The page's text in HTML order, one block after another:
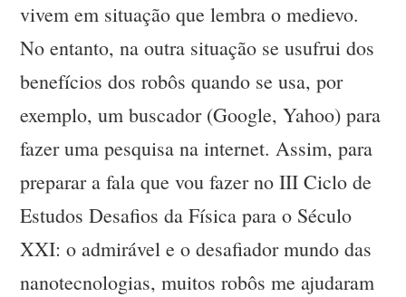
vivem em situação que lembra o medievo.
No entanto, na outra situação se usufrui dos
benefícios dos robôs quando se usa, por
exemplo, um buscador (Google, Yahoo) para
fazer uma pesquisa na internet. Assim, para
preparar a fala que vou fazer no III Ciclo de
Estudos Desafios da Física para o Século
XXI: o admirável e o desafiador mundo das
nanotecnologias, muitos robôs me ajudaram